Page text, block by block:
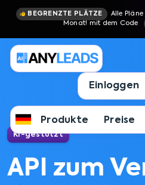
BEGRENZTE PLÄTZE Alle Pläne
Monat! mit dem Code
Einloggen
Produkte Preise
KI-gestützt
API zum